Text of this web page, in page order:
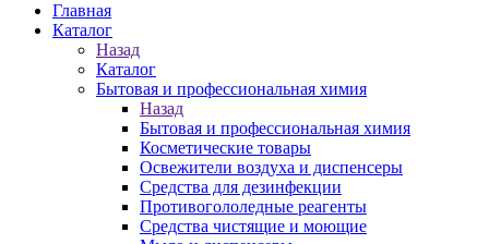
Главная
Каталог
Назад
Каталог
Бытовая и профессиональная химия
Назад
Бытовая и профессиональная химия
Косметические товары
Освежители воздуха и диспенсеры
Средства для дезинфекции
Противогололедные реагенты
Средства чистящие и моющие